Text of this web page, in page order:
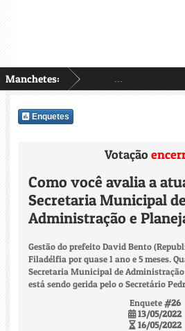
Manchetes:
Enquetes
Votação
Como você avalia a
Secretaria Municipal de
Administração e
Gestão do prefeito David Bento
Filadélfia por quase 1 ano e 5 meses.
Secretaria Municipal de
está sendo gerida pelo o Secretário
Enquete#26
13/05/2022
16/05/2022